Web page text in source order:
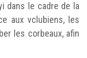
dans le cadre de la
aux vclubiens, les
les corbeaux, afin